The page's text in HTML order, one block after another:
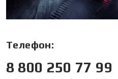
Телефон:
8 800 250 77 99